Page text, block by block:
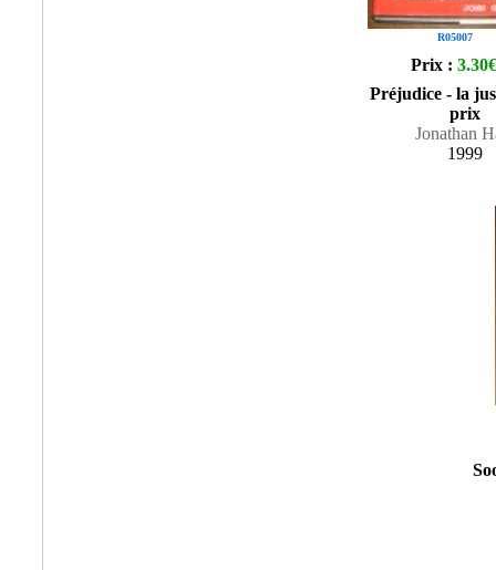
R05007
Prix : 3.30€
Préjudice - la
prix
Jonathan
1999